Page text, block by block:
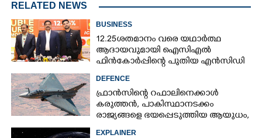
RELATED NEWS
BUSINESS
12.25ശതമാനം വരെ യഥാർത്ഥ
ആദായവുമായി ഐസിഎൽ
ഫിൻകോർപ്പിന്റെ പുതിയ എൻസിഡി
ഇഷ്യു ആരംഭിക്കുന്നു
DEFENCE
ഫ്രാൻസിന്റെ റഫാലിനെക്കാൾ
കരുത്തൻ,​ പാകിസ്ഥാനടക്കം
രാജ്യങ്ങളെ ഭയപ്പെടുത്തിയ ആയുധം,​
ഇന്ത്യ നിർമ്മിച്ച എണ്ണം 100ലേക്ക്
EXPLAINER